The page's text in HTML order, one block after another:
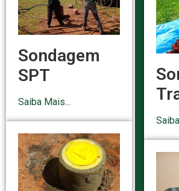
Sondagem
SPT
Saiba Mais...